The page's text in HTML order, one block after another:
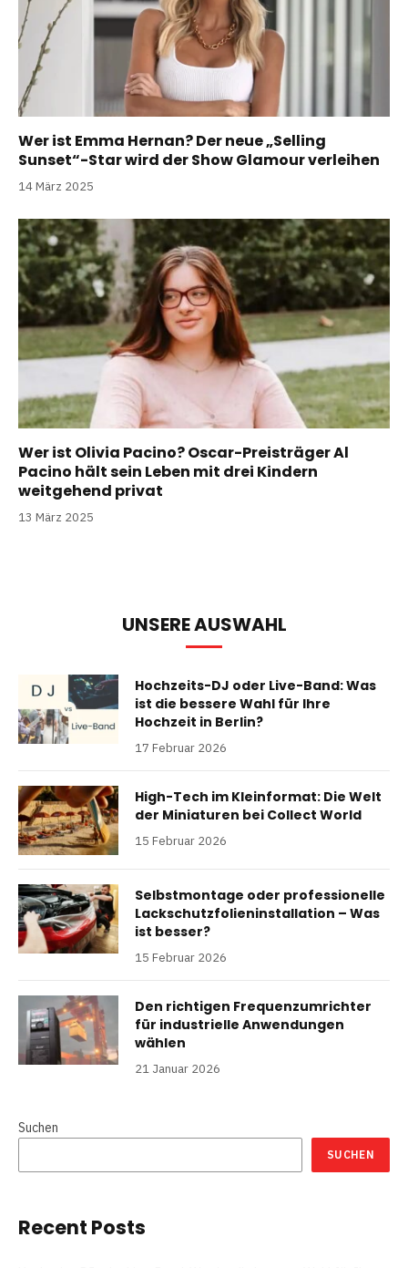
Wer ist Emma Hernan? Der neue „Selling
Sunset“-Star wird der Show Glamour verleihen
14 März 2025
Wer ist Olivia Pacino? Oscar-Preisträger Al
Pacino hält sein Leben mit drei Kindern
weitgehend privat
13 März 2025
UNSERE AUSWAHL
Hochzeits-DJ oder Live-Band: Was
ist die bessere Wahl für Ihre
Hochzeit in Berlin?
17 Februar 2026
High-Tech im Kleinformat: Die Welt
der Miniaturen bei Collect World
15 Februar 2026
Selbstmontage oder professionelle
Lackschutzfolieninstallation – Was
ist besser?
15 Februar 2026
Den richtigen Frequenzumrichter
für industrielle Anwendungen
wählen
21 Januar 2026
Suchen
SUCHEN
Recent Posts